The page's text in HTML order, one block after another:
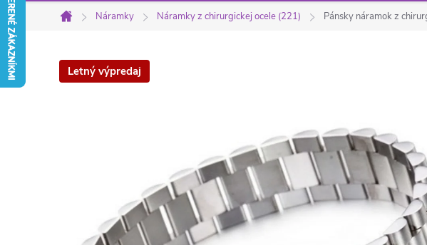
Domov
Náramky Náramky z chirurgickej ocele (221) Pánsky náramok z
Letný výpredaj